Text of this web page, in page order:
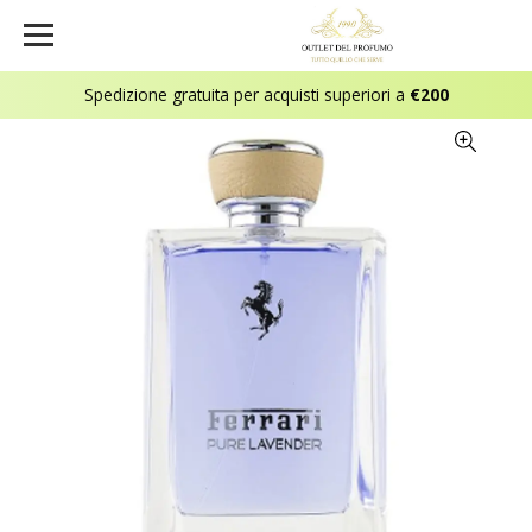
Spedizione gratuita per acquisti superiori a €200